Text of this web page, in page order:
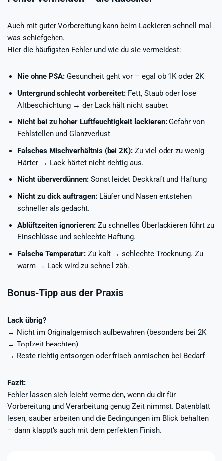
Auch mit guter Vorbereitung kann beim Lackieren schnell mal
was schiefgehen.
Hier die häufigsten Fehler und wie du sie vermeidest:
Nie ohne PSA: Gesundheit geht vor – egal ob 1K oder 2K
Untergrund schlecht vorbereitet: Fett, Staub oder lose
Altbeschichtung → der Lack hält nicht sauber.
Nicht bei zu hoher Luftfeuchtigkeit lackieren: Gefahr von
Fehlstellen und Glanzverlust
Falsches Mischverhältnis (bei 2K): Zu viel oder zu wenig
Härter → Lack härtet nicht richtig aus.
Nicht überverdünnen: Sonst leidet Deckkraft und Haftung
Nicht zu dick auftragen: Läufer und Nasen entstehen
schneller als gedacht.
Ablüftzeiten ignorieren: Zu schnelles Überlackieren führt zu
Einschlüsse und schlechte Haftung.
Falsche Temperatur: Zu kalt → schlechte Trocknung. Zu
warm → Lack wird zu schnell zäh.
Bonus-Tipp aus der Praxis
Lack übrig?
→ Nicht im Originalgemisch aufbewahren (besonders bei 2K
→ Topfzeit beachten)
→ Reste richtig entsorgen oder frisch anmischen bei Bedarf
Fazit:
Fehler lassen sich leicht vermeiden, wenn du dir für
Vorbereitung und Verarbeitung genug Zeit nimmst. Datenblatt
lesen, sauber arbeiten und die Bedingungen im Blick behalten
– dann klappt’s auch mit dem perfekten Finish.